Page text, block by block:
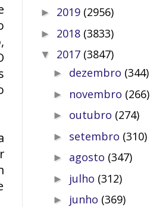
► 2019 (2956)
► 2018 (3833)
▼ 2017 (3847)
► dezembro (344)
► novembro (266)
► outubro (274)
► setembro (310)
► agosto (347)
► julho (312)
► junho (369)